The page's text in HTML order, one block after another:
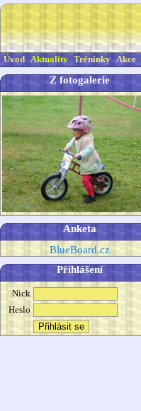
Úvod Aktuality Tréninky Akce
Z fotogalerie
Anketa
BlueBoard.cz
Přihlášení
Nick
Heslo